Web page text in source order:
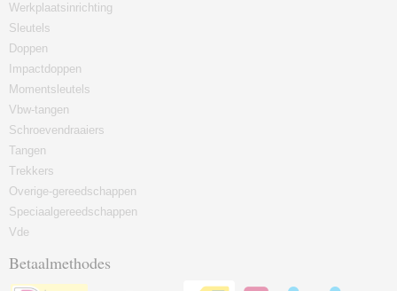
Werkplaatsinrichting
Sleutels
Doppen
Impactdoppen
Momentsleutels
Vbw-tangen
Schroevendraaiers
Tangen
Trekkers
Overige-gereedschappen
Speciaalgereedschappen
Vde
Betaalmethodes